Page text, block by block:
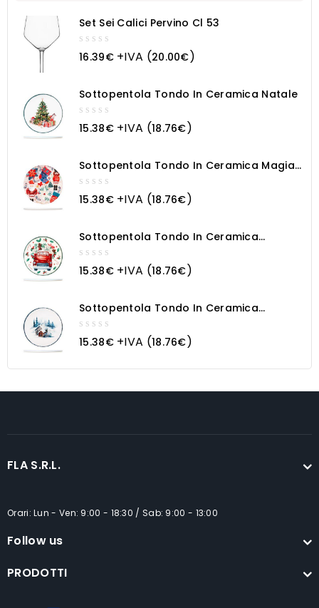
Set Sei Calici Pervino Cl 53
out
16.39€+IVA (20.00€)
Sottopentola Tondo In Ceramica Natale
out
15.38€+IVA (18.76€)
Sottopentola Tondo In Ceramica Magia
Natalizia
out
15.38€+IVA (18.76€)
Sottopentola Tondo In Ceramica
Macchina Natalizia
out
15.38€+IVA (18.76€)
Sottopentola Tondo In Ceramica
Paesaggio Innevato
out
15.38€+IVA (18.76€)
FLA S.R.L.
Orari: Lun - Ven: 9:00 - 18:30 / Sab: 9:00 - 13:00
Follow us
PRODOTTI